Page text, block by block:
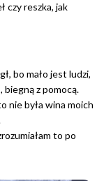
czy reszka, jak
bo mało jest ludzi,
biegną z pomocą.
nie była wina moich
to po